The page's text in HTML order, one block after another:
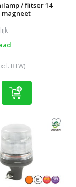
/ flitser 14
BTW)